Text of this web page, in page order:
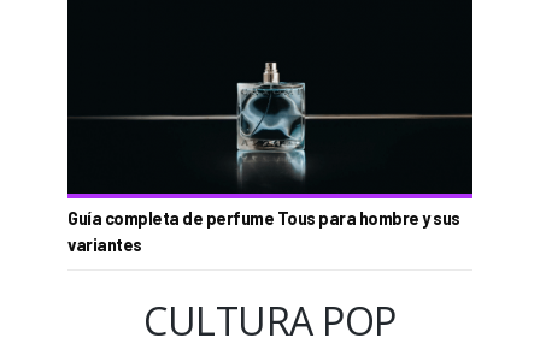
Guía completa de perfume Tous para hombre y sus
variantes
CULTURA POP